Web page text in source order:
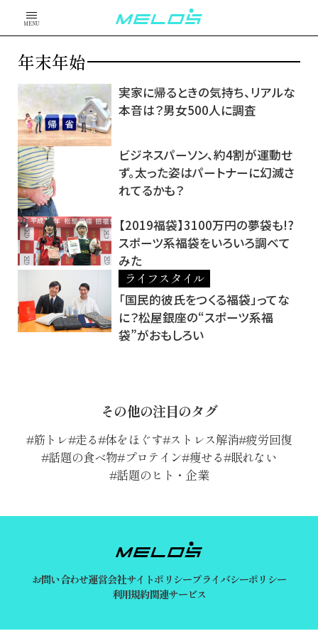
MENU
年末年始
実家に帰るときの気持ち、リアルな
本音は？男女500人に調査
ビジネスパーソン、約4割が運動せ
ず。太った姿はパートナーに幻滅さ
れてるかも？
【2019福袋】3100万円の夢袋も!?
スポーツ系福袋をいろいろ調べて
みた
ライフスタイル
「国民的彼氏をつくる福袋」ってな
に？松屋銀座の“スポーツ系福
袋”がおもしろい
その他の注目のタグ
筋トレ 走る 体をほぐす ストレス解消 疲労回復
話題の食べ物 プロテイン 痩せる 眠れない
話題のヒト・企業
お問い合わせ運営会社サイトポリシープライバシーポリシー
利用規約関連サービス